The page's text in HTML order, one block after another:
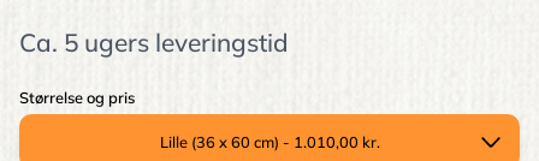
Ca. 5 ugers leveringstid
Størrelse og pris